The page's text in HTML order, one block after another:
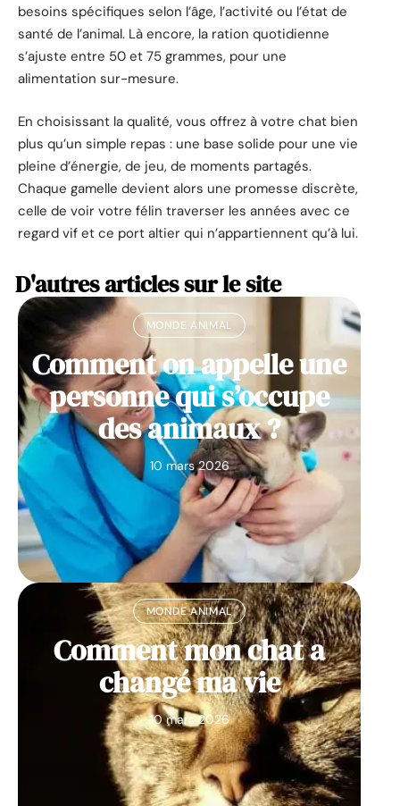
besoins spécifiques selon l’âge, l’activité ou l’état de
santé de l’animal. Là encore, la ration quotidienne
s’ajuste entre 50 et 75 grammes, pour une
alimentation sur-mesure.
En choisissant la qualité, vous offrez à votre chat bien
plus qu’un simple repas : une base solide pour une vie
pleine d’énergie, de jeu, de moments partagés.
Chaque gamelle devient alors une promesse discrète,
celle de voir votre félin traverser les années avec ce
regard vif et ce port altier qui n’appartiennent qu’à lui.
D'autres articles sur le site
MONDE ANIMAL
Comment on appelle une
personne qui s’occupe
des animaux ?
10 mars 2026
MONDE ANIMAL
Comment mon chat a
changé ma vie
10 mars 2026